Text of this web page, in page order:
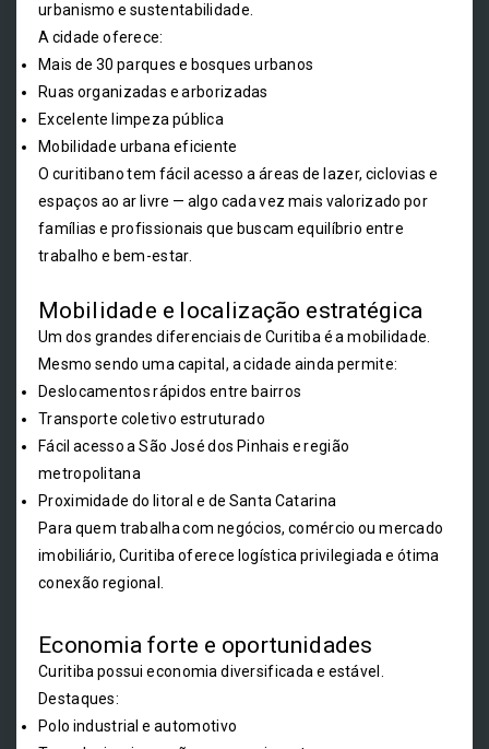
urbanismo e sustentabilidade.
A cidade oferece:
Mais de 30 parques e bosques urbanos
Ruas organizadas e arborizadas
Excelente limpeza pública
Mobilidade urbana eficiente
O curitibano tem fácil acesso a áreas de lazer, ciclovias e
espaços ao ar livre — algo cada vez mais valorizado por
famílias e profissionais que buscam equilíbrio entre
trabalho e bem-estar.
Mobilidade e localização estratégica
Um dos grandes diferenciais de Curitiba é a mobilidade.
Mesmo sendo uma capital, a cidade ainda permite:
Deslocamentos rápidos entre bairros
Transporte coletivo estruturado
Fácil acesso a São José dos Pinhais e região
metropolitana
Proximidade do litoral e de Santa Catarina
Para quem trabalha com negócios, comércio ou mercado
imobiliário, Curitiba oferece logística privilegiada e ótima
conexão regional.
Economia forte e oportunidades
Curitiba possui economia diversificada e estável.
Destaques:
Polo industrial e automotivo